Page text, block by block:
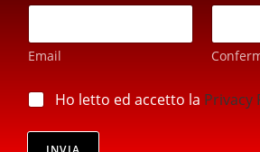
a
i
*
E
a
i
*
Email
p
r
i
Ho letto ed accetto la Privacy